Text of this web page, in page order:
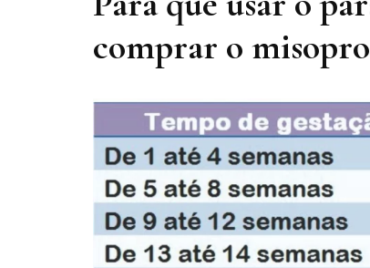
comprar o